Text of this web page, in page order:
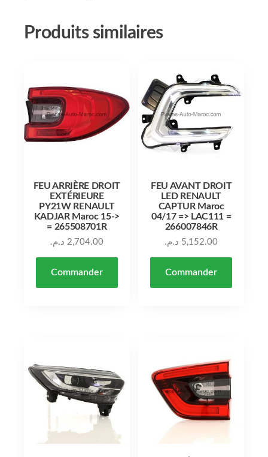
Produits similaires
FEU ARRIÈRE DROIT
EXTÉRIEURE
PY21W RENAULT
KADJAR Maroc 15->
= 265508701R
2,704.00 د.م.
Commander
FEU AVANT DROIT
LED RENAULT
CAPTUR Maroc
04/17 => LAC111 =
266007846R
5,152.00 د.م.
Commander